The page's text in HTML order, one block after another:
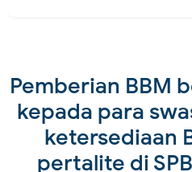
Pemberian BBM
kepada para
ketersediaan
pertalite di